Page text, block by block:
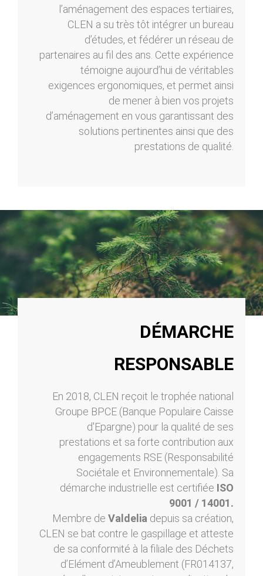
l’aménagement des espaces tertiaires,
CLEN a su très tôt intégrer un bureau
d’études, et fédérer un réseau de
partenaires au fil des ans. Cette expérience
témoigne aujourd’hui de véritables
exigences ergonomiques, et permet ainsi
de mener à bien vos projets
d’aménagement en vous garantissant des
solutions pertinentes ainsi que des
prestations de qualité.
DÉMARCHE
RESPONSABLE
En 2018, CLEN reçoit le trophée national
Groupe BPCE (Banque Populaire Caisse
d'Epargne) pour la qualité de ses
prestations et sa forte contribution aux
engagements RSE (Responsabilité
Sociétale et Environnementale). Sa
démarche industrielle est certifiée ISO
9001 / 14001.
Membre de Valdelia depuis sa création,
CLEN se bat contre le gaspillage et atteste
de sa conformité à la filiale des Déchets
d’Elément d’Ameublement (FR014137,